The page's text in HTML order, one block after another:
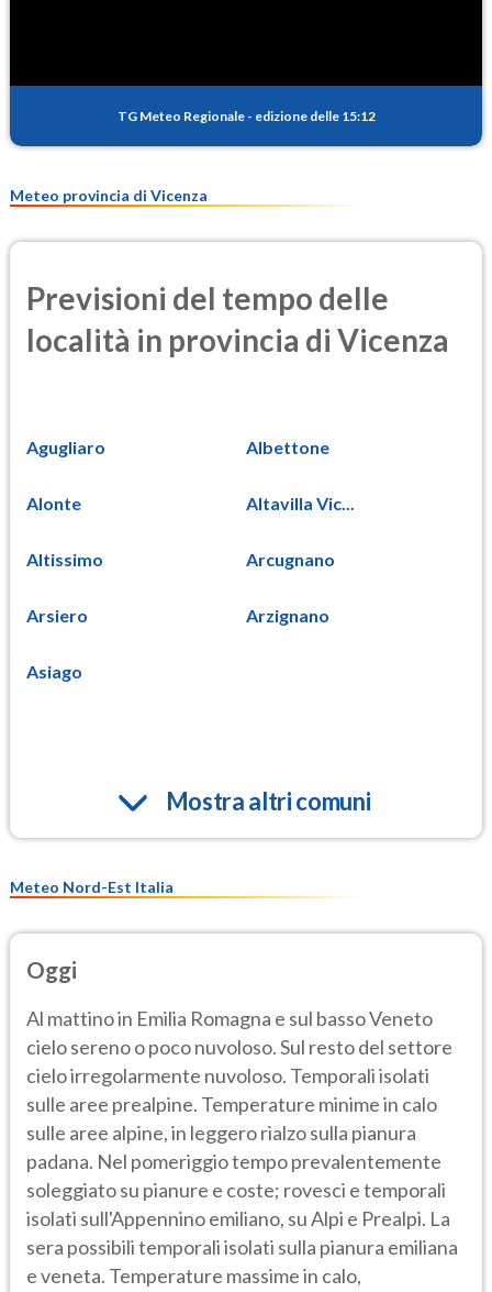
PM25
TG Meteo Regionale - edizione delle 15:12
Meteo provincia di Vicenza
Previsioni del tempo delle
località in provincia di Vicenza
Agugliaro Albettone
Alonte Altavilla Vic...
Altissimo Arcugnano
Arsiero Arzignano
Asiago
Mostra altri comuni
Meteo Nord-Est Italia
Oggi
Al mattino in Emilia Romagna e sul basso Veneto
cielo sereno o poco nuvoloso. Sul resto del settore
cielo irregolarmente nuvoloso. Temporali isolati
sulle aree prealpine. Temperature minime in calo
sulle aree alpine, in leggero rialzo sulla pianura
padana. Nel pomeriggio tempo prevalentemente
soleggiato su pianure e coste; rovesci e temporali
isolati sull'Appennino emiliano, su Alpi e Prealpi. La
sera possibili temporali isolati sulla pianura emiliana
e veneta. Temperature massime in calo,